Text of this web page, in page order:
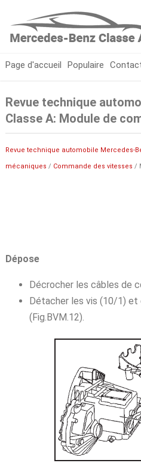
Page d'accueil Populaire
Revue technique
Classe A: Module de
Revue technique automobile Mercedes-
mécaniques / Commande des vitesses /
Dépose
Décrocher les câbles de
Détacher les vis (10/1) et
(Fig.BVM.12).